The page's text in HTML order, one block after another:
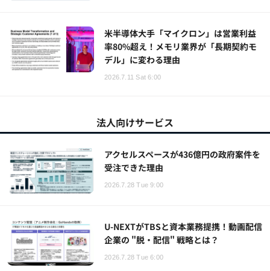
米半導体大手「マイクロン」は営業利益
率80%超え！メモリ業界が「長期契約モ
デル」に変わる理由
2026.7.11 Sat 6:00
法人向けサービス
アクセルスペースが436億円の政府案件を
受注できた理由
2026.7.28 Tue 9:00
U-NEXTがTBSと資本業務提携！動画配信
企業の "脱・配信" 戦略とは？
2026.7.28 Tue 6:00